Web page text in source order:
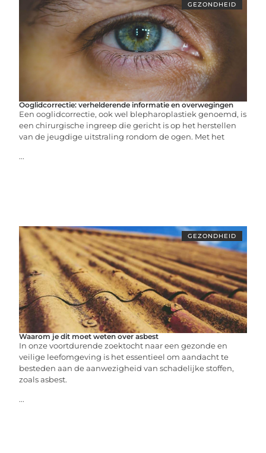
GEZONDHEID
Ooglidcorrectie: verhelderende informatie en overwegingen
Een ooglidcorrectie, ook wel blepharoplastiek genoemd, is
een chirurgische ingreep die gericht is op het herstellen
van de jeugdige uitstraling rondom de ogen. Met het
...
GEZONDHEID
Waarom je dit moet weten over asbest
In onze voortdurende zoektocht naar een gezonde en
veilige leefomgeving is het essentieel om aandacht te
besteden aan de aanwezigheid van schadelijke stoffen,
zoals asbest.
...